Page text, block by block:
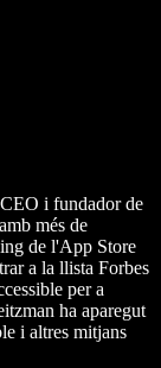
i fundador de
més de
de l'App Store
a la llista Forbes
per a
ha aparegut
i altres mitjans